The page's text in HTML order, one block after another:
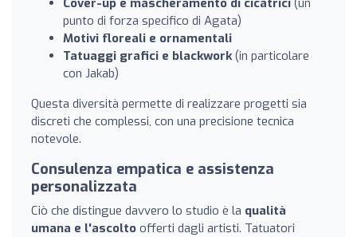
Cover-up e mascheramento di cicatrici (un
punto di forza specifico di Agata)
Motivi floreali e ornamentali
Tatuaggi grafici e blackwork(in particolare
con Jakab)
Questa diversità permette di realizzare progetti sia
discreti che complessi, con una precisione tecnica
notevole.
Consulenza empatica e assistenza
personalizzata
Ciò che distingue davvero lo studio è la qualità
umana e l'ascolto offerti dagli artisti. Tatuatori